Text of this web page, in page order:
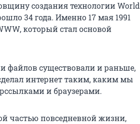
создания технологии World
34 года. Именно 17 мая 1991
который стал основой
файлов существовали и раньше,
интернет таким, каким мы
и браузерами.
частью повседневной жизни,